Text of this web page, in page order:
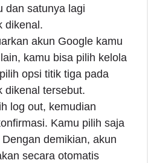
dan satunya lagi
dikenal.
akun Google kamu
kamu bisa pilih kelola
opsi titik tiga pada
dikenal tersebut.
log out, kemudian
Kamu pilih saja
demikian, akun
secara otomatis